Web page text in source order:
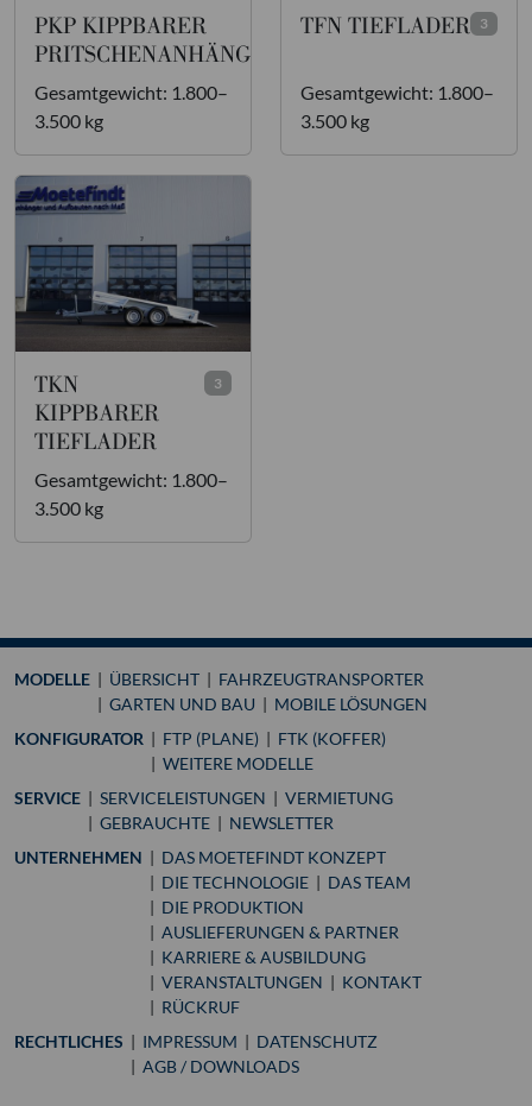
PKP KIPPBARER
PRITSCHENANHÄNGER
Gesamtgewicht: 1.800–
3.500 kg
TFN TIEFLADER 3
Gesamtgewicht: 1.800–
3.500 kg
TKN
KIPPBARER
TIEFLADER
3
Gesamtgewicht: 1.800–
3.500 kg
MODELLE ÜBERSICHT
FAHRZEUGTRANSPORTER
GARTEN UND BAU
MOBILE LÖSUNGEN
KONFIGURATOR
FTP (PLANE)
FTK (KOFFER)
WEITERE MODELLE
SERVICE
SERVICELEISTUNGEN
VERMIETUNG
GEBRAUCHTE
NEWSLETTER
UNTERNEHMEN
DAS MOETEFINDT KONZEPT
DIE TECHNOLOGIE
DAS TEAM
DIE PRODUKTION
AUSLIEFERUNGEN & PARTNER
KARRIERE & AUSBILDUNG
VERANSTALTUNGEN
KONTAKT
RÜCKRUF
RECHTLICHES
IMPRESSUM
DATENSCHUTZ
AGB / DOWNLOADS